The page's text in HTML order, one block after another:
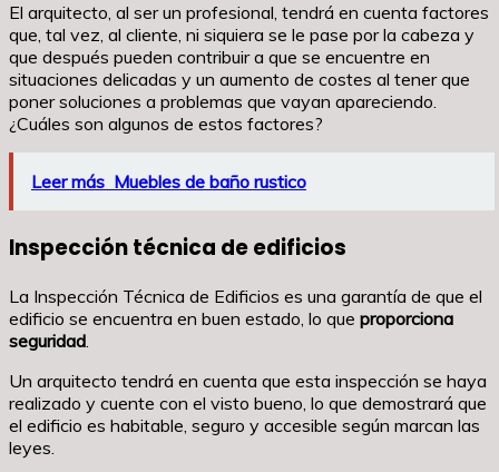
El arquitecto, al ser un profesional, tendrá en cuenta factores
que, tal vez, al cliente, ni siquiera se le pase por la cabeza y
que después pueden contribuir a que se encuentre en
situaciones delicadas y un aumento de costes al tener que
poner soluciones a problemas que vayan apareciendo.
¿Cuáles son algunos de estos factores?
Leer más Muebles de baño rustico
Inspección técnica de edificios
La Inspección Técnica de Edificios es una garantía de que el
edificio se encuentra en buen estado, lo que proporciona
seguridad
Un arquitecto tendrá en cuenta que esta inspección se haya
realizado y cuente con el visto bueno, lo que demostrará que
el edificio es habitable, seguro y accesible según marcan las
leyes.